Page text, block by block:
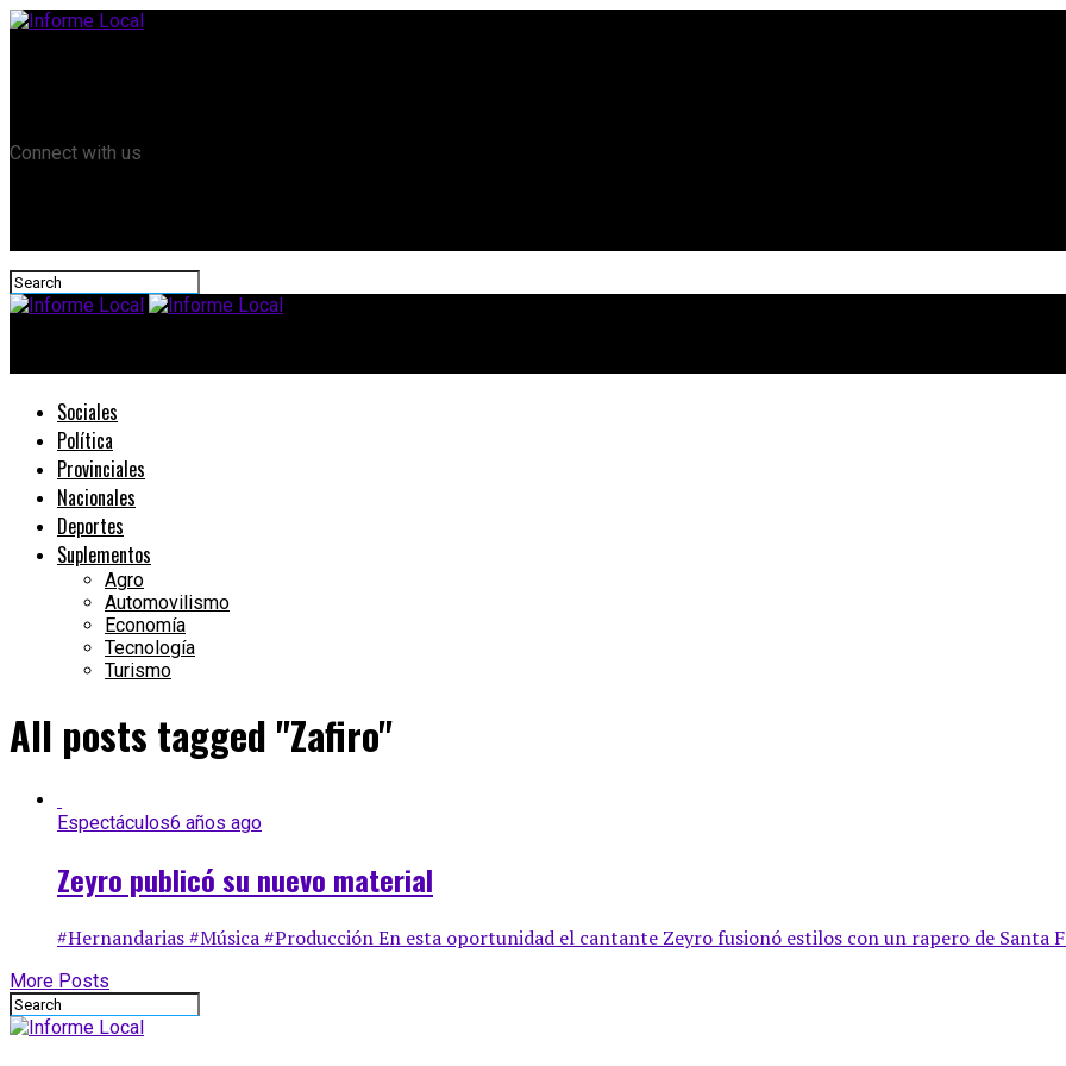
Connect with us
Sociales
Política
Provinciales
Nacionales
Deportes
Suplementos
Agro
Automovilismo
Economía
Tecnología
Turismo
All posts tagged "Zafiro"
Espectáculos6 años ago
Zeyro publicó su nuevo material
#Hernandarias #Música #Producción En esta oportunidad el cantante Zeyro fusionó estilos con un rapero de Santa
More Posts